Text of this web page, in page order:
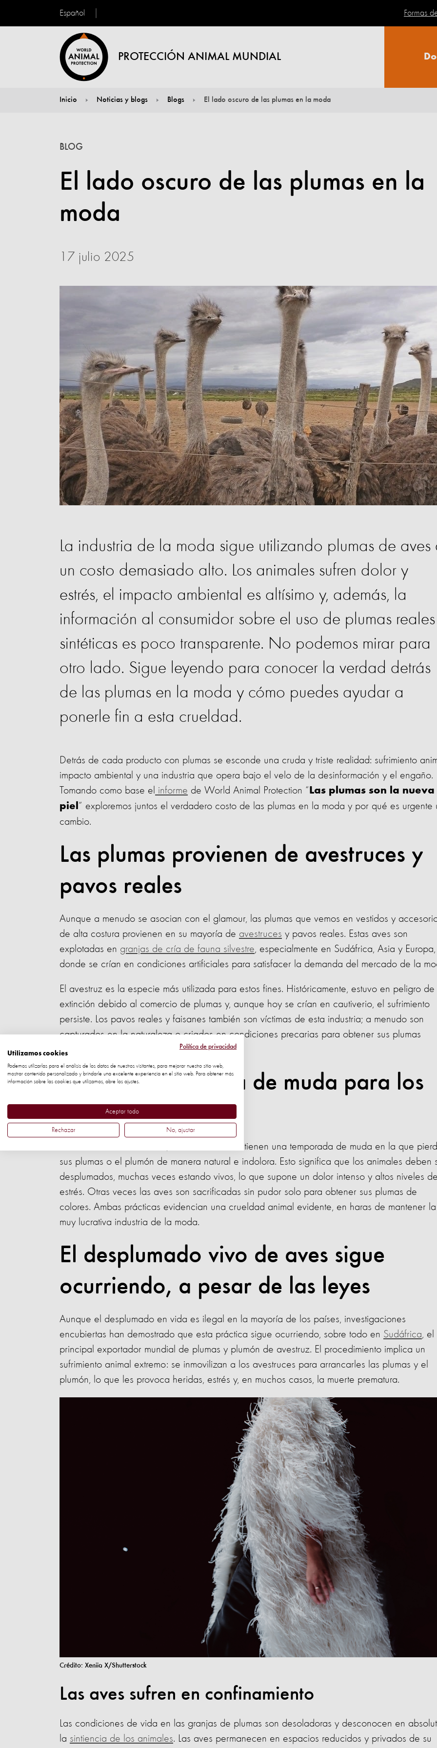
Español
PROTECCIÓN ANIMAL MUNDIAL
Formas
Inicio Noticias y blogs Blogs El lado oscuro de las plumas en la moda
El lado oscuro de las plumas en la
moda
BLOG
17 julio 2025
La industria de la moda sigue utilizando plumas de aves
un costo demasiado alto. Los animales sufren dolor y
estrés, el impacto ambiental es altísimo y, además, la
información al consumidor sobre el uso de plumas
sintéticas es poco transparente. No podemos mirar para
otro lado. Sigue leyendo para conocer la verdad detrás
de las plumas en la moda y cómo puedes ayudar a
ponerle fin a esta crueldad.
Detrás de cada producto con plumas se esconde una cruda y triste realidad: sufrimiento
impacto ambiental y una industria que opera bajo el velo de la desinformación y el engaño.
Tomando como base el informe de World Animal Protection “Las plumas son la nueva
piel” exploremos juntos el verdadero costo de las plumas en la moda y por qué es urgente
cambio.
Las plumas provienen de avestruces y
pavos reales
Aunque a menudo se asocian con el glamour, las plumas que vemos en vestidos y
de alta costura provienen en su mayoría de avestruces y pavos reales. Estas aves son
explotadas en granjas de cría de fauna silvestre, especialmente en Sudáfrica, Asia y Europa,
donde se crían en condiciones artificiales para satisfacer la demanda del mercado de la
El avestruz es la especie más utilizada para estos fines. Históricamente, estuvo en peligro de
extinción debido al comercio de plumas y, aunque hoy se crían en cautiverio, el sufrimiento
persiste. Los pavos reales y faisanes también son víctimas de esta industria; a menudo son
capturados en la naturaleza o criados en condiciones precarias para obtener sus plumas
decorativas.
No hay temporada de muda para los
avestruces
A diferencia de otras aves, los avestruces no tienen una temporada de muda en la que
sus plumas o el plumón de manera natural e indolora. Esto significa que los animales deben
desplumados, muchas veces estando vivos, lo que supone un dolor intenso y altos niveles
estrés. Otras veces las aves son sacrificadas sin pudor solo para obtener sus plumas de
colores. Ambas prácticas evidencian una crueldad animal evidente, en haras de mantener la
muy lucrativa industria de la moda.
El desplumado vivo de aves sigue
ocurriendo, a pesar de las leyes
Aunque el desplumado en vida es ilegal en la mayoría de los países, investigaciones
encubiertas han demostrado que esta práctica sigue ocurriendo, sobre todo en Sudáfrica, el
principal exportador mundial de plumas y plumón de avestruz. El procedimiento implica un
sufrimiento animal extremo: se inmovilizan a los avestruces para arrancarles las plumas y el
plumón, lo que les provoca heridas, estrés y, en muchos casos, la muerte prematura.
Crédito: Xeniia X/Shutterstock
Las aves sufren en confinamiento
Las condiciones de vida en las granjas de plumas son desoladoras y desconocen en
la sintiencia de los animales. Las aves permanecen en espacios reducidos y privados de su
Política de privacidad
Utilizamos cookies
Podemos utilizarlas para el análisis de los datos de nuestros visitantes, para mejorar nuestro sitio web,
mostrar contenido personalizado y brindarle una excelente experiencia en el sitio web. Para obtener más
información sobre las cookies que utilizamos, abre los ajustes.
Aceptar todo
Rechazar No, ajustar